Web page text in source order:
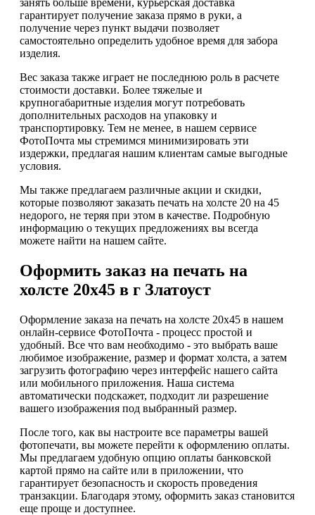
занять больше времени, курьерская доставка
гарантирует получение заказа прямо в руки, а
получение через пункт выдачи позволяет
самостоятельно определить удобное время для забора
изделия.
Вес заказа также играет не последнюю роль в расчете
стоимости доставки. Более тяжелые и
крупногабаритные изделия могут потребовать
дополнительных расходов на упаковку и
транспортировку. Тем не менее, в нашем сервисе
ФотоПочта мы стремимся минимизировать эти
издержки, предлагая нашим клиентам самые выгодные
условия.
Мы также предлагаем различные акции и скидки,
которые позволяют заказать печать на холсте 20 на 45
недорого, не теряя при этом в качестве. Подробную
информацию о текущих предложениях вы всегда
можете найти на нашем сайте.
Оформить заказ на печать на
холсте 20х45 в г Златоуст
Оформление заказа на печать на холсте 20х45 в нашем
онлайн-сервисе ФотоПочта - процесс простой и
удобный. Все что вам необходимо - это выбрать ваше
любимое изображение, размер и формат холста, а затем
загрузить фотографию через интерфейс нашего сайта
или мобильного приложения. Наша система
автоматически подскажет, подходит ли разрешение
вашего изображения под выбранный размер.
После того, как вы настроите все параметры вашей
фотопечати, вы можете перейти к оформлению оплаты.
Мы предлагаем удобную опцию оплаты банковской
картой прямо на сайте или в приложении, что
гарантирует безопасность и скорость проведения
транзакции. Благодаря этому, оформить заказ становится
еще проще и доступнее.